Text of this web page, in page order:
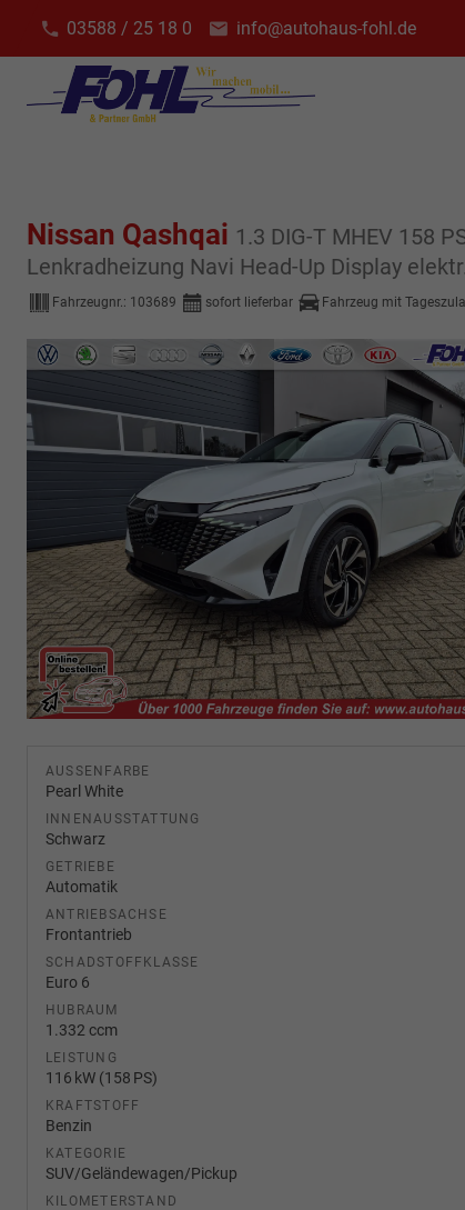
03588 / 25 18 0 info@autohaus-fohl.de
Nissan Qashqai 1.3 DIG-T MHEV 158
Lenkradheizung Navi Head-Up Display
Fahrzeugnr.: 103689 sofort lieferbar Fahrzeug mit
AUSSENFARBE
Pearl White
INNENAUSSTATTUNG
Schwarz
GETRIEBE
Automatik
ANTRIEBSACHSE
Frontantrieb
SCHADSTOFFKLASSE
Euro 6
HUBRAUM
1.332 ccm
LEISTUNG
116 kW (158 PS)
KRAFTSTOFF
Benzin
KATEGORIE
SUV/Geländewagen/Pickup
KILOMETERSTAND